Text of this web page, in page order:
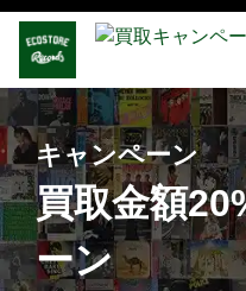
キャンペーン
買取金額
ーン